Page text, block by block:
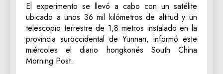
El experimento se llevó a cabo con un satélite
ubicado a unos 36 mil kilómetros de altitud y un
telescopio terrestre de 1,8 metros instalado en la
provincia suroccidental de Yunnan, informó este
miércoles el diario hongkonés South China
Morning Post.